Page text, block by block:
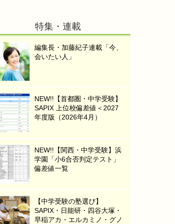
特集・連載
編集長・加藤紀子連載「今、
会いたい人」
NEW!!【首都圏・中学受験】
SAPIX 上位校偏差値＜2027
年度版（2026年4月）
NEW!!【関西・中学受験】浜
学園「小6合否判定テスト」
偏差値一覧
【中学受験の塾選び】
SAPIX・日能研・四谷大塚・
早稲アカ・エルカミノ・グノ